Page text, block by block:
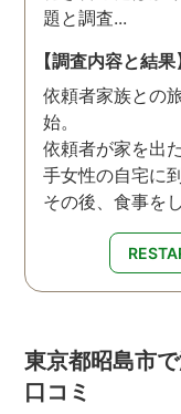
題と調査...
【調査内容と結果
依頼者家族との
始。
依頼者が家を出
手女性の自宅に
その後、食事を
東京都昭島市
口コミ